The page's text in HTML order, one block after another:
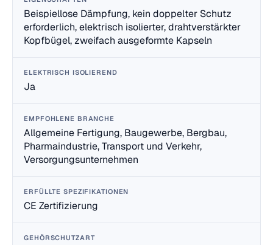
Beispiellose Dämpfung, kein doppelter Schutz
erforderlich, elektrisch isolierter, drahtverstärkter
Kopfbügel, zweifach ausgeformte Kapseln
ELEKTRISCH ISOLIEREND
Ja
EMPFOHLENE BRANCHE
Allgemeine Fertigung, Baugewerbe, Bergbau,
Pharmaindustrie, Transport und Verkehr,
Versorgungsunternehmen
ERFÜLLTE SPEZIFIKATIONEN
CE Zertifizierung
GEHÖRSCHUTZART